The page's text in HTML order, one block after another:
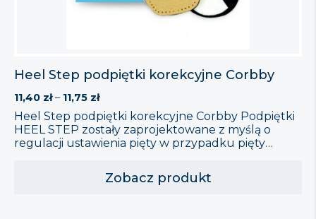
Heel Step podpiętki korekcyjne Corbby
11,40 zł – 11,75 złZakres
cen:
od
11,40 zł
do
Heel Step podpiętki korekcyjne Corbby Podpiętki
HEEL STEP zostały zaprojektowane z myślą o
regulacji ustawienia pięty w przypadku pięty
nadmiernemu ścinaniu obcasów oraz
wykrzywianiu obuwia, jednocześnie zapewniając
Zobacz produkt